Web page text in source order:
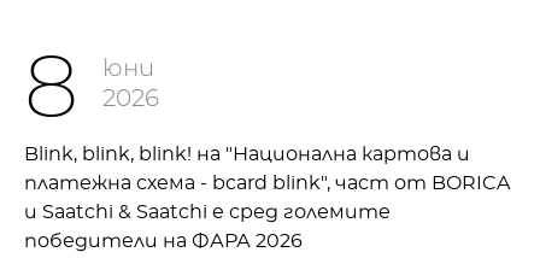
8
юни
2026
Blink, blink, blink! на "Национална картова и
платежна схема - bcard blink", част от BORICA
и Saatchi & Saatchi е сред големите
победители на ФАРА 2026